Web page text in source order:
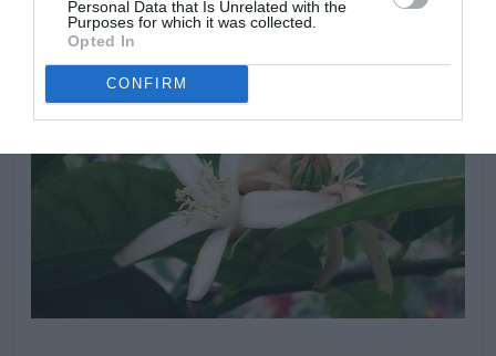
Personal Data that Is Unrelated with the
Purposes for which it was collected.
Opted In
CONFIRM